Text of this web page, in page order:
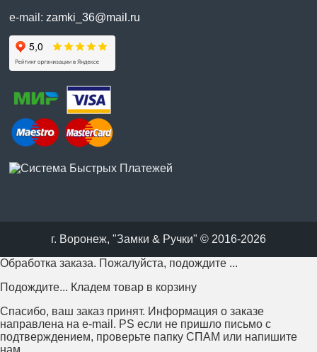
e-mail: zamki_36@mail.ru
г. Воронеж, "Замки & Ручки" © 2016-2026
Обработка заказа. Пожалуйста, подождите ...
Подождите... Кладем товар в корзину
Спасибо, ваш заказ принят. Информация о заказе
направлена на e-mail. PS если не пришло письмо с
подтверждением, проверьте папку СПАМ или напишите
нам.